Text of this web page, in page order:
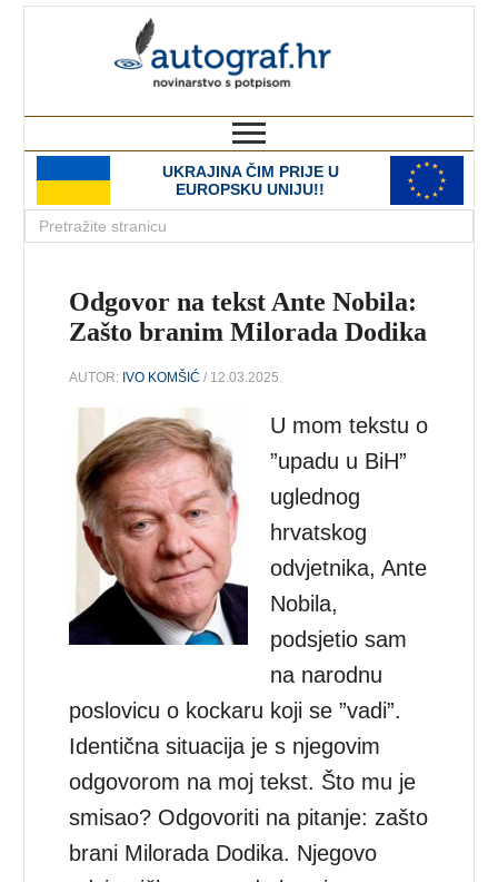
UKRAJINA ČIM PRIJE U
EUROPSKU UNIJU!!
Odgovor na tekst Ante Nobila:
Zašto branim Milorada Dodika
AUTOR: IVO KOMŠIĆ / 12.03.2025.
U mom tekstu o
”upadu u BiH”
uglednog
hrvatskog
odvjetnika, Ante
Nobila,
podsjetio sam
na narodnu
poslovicu o kockaru koji se ”vadi”.
Identična situacija je s njegovim
odgovorom na moj tekst. Što mu je
smisao? Odgovoriti na pitanje: zašto
brani Milorada Dodika. Njegovo